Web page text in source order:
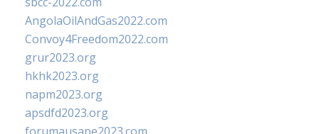
AngolaOilAndGas2022.com
Convoy4Freedom2022.com
grur2023.org
hkhk2023.org
napm2023.org
apsdfd2023.org